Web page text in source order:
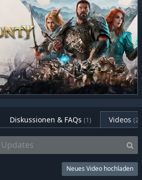
Diskussionen & FAQs (1) Videos (2)
Neues Video hochladen